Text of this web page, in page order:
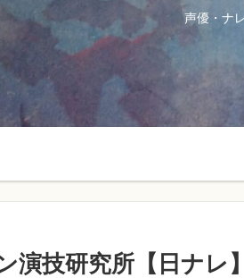
声優・ナ
演技研究所【日ナレ】